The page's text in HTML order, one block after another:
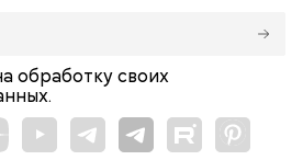
обработку своих